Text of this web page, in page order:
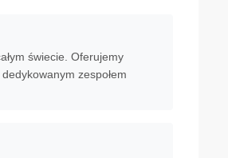
świecie. Oferujemy
zespołem